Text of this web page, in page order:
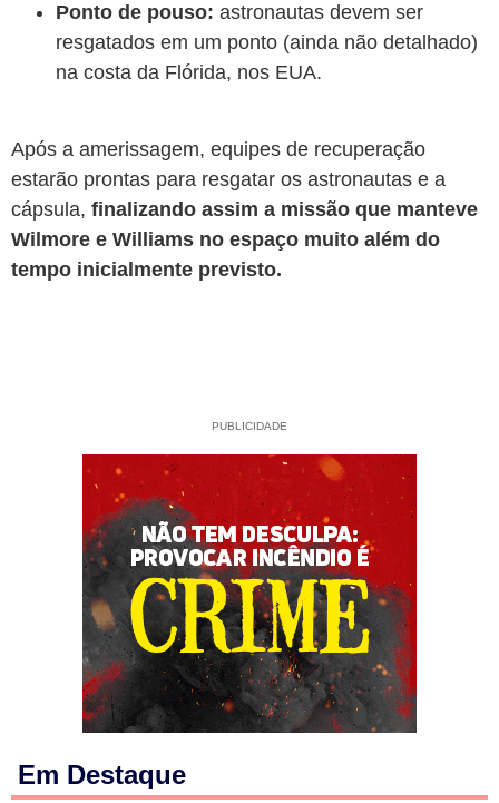
Ponto de pouso: astronautas devem ser
resgatados em um ponto (ainda não detalhado)
na costa da Flórida, nos EUA.
Após a amerissagem, equipes de recuperação
estarão prontas para resgatar os astronautas e a
cápsula, finalizando assim a missão que manteve
Wilmore e Williams no espaço muito além do
tempo inicialmente previsto.
PUBLICIDADE
Em Destaque